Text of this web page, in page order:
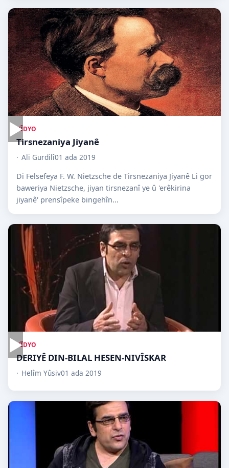
▶VÎDYO
Tirsnezaniya Jiyanê
Ali Gurdilî01 ada 2019
Di Felsefeya F. W. Nietzsche de Tirsnezaniya Jiyanê Li gor
baweriya Nietzsche, jiyan tirsnezanî ye û 'erêkirina
jiyanê' prensîpeke bingehîn...
▶VÎDYO
DERIYÊ DIN-BILAL HESEN-NIVÎSKAR
Helîm Yûsiv01 ada 2019